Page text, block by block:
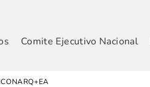
Comite Ejecutivo Nacional